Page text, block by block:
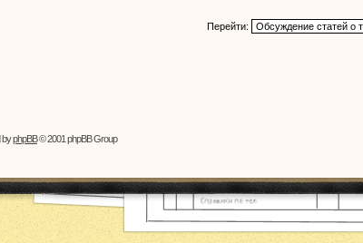
Перейти:
byphpBB© 2001 phpBB Group